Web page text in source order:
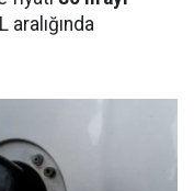
aralığında